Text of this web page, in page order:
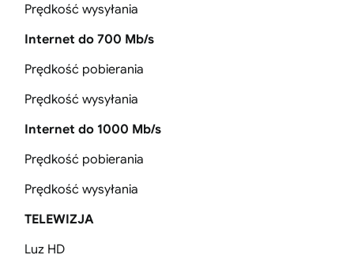
Prędkość wysyłania
Internet do 700 Mb/s
Prędkość pobierania
Prędkość wysyłania
Internet do 1000 Mb/s
Prędkość pobierania
Prędkość wysyłania
TELEWIZJA
Luz HD